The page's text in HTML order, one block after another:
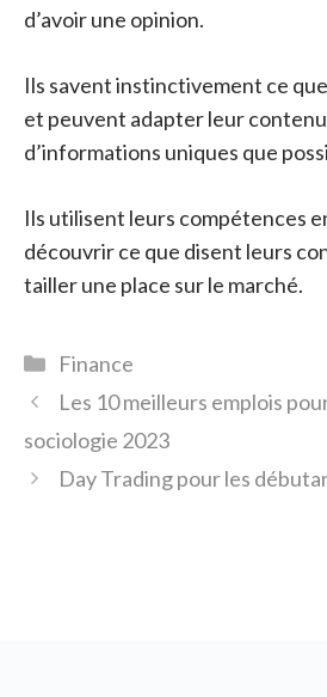
d’avoir une opinion.
Ils savent instinctivement ce
et peuvent adapter leur
d’informations uniques que
Ils utilisent leurs compétences
découvrir ce que disent leurs
tailler une place sur le marché.
Catégories
Finance
Les 10 meilleurs emplois
sociologie 2023
Day Trading pour les